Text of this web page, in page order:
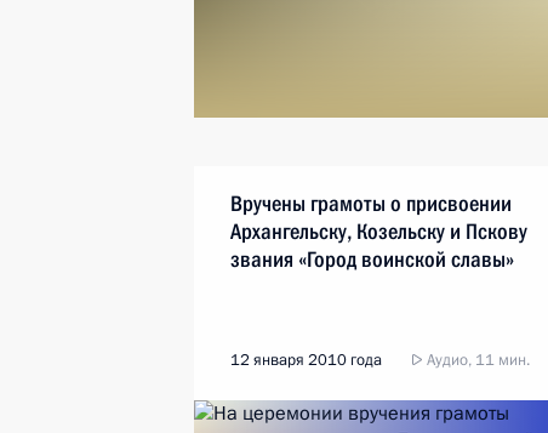
Вручены грамоты о присвоении
Архангельску, Козельску и Пскову
звания «Город воинской славы»
12 января 2010 года Аудио, 11 мин.